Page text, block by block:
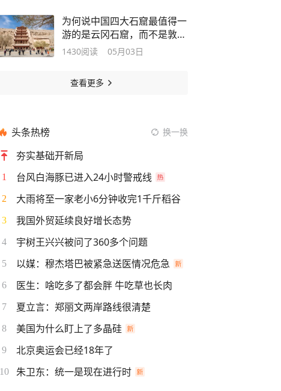
为何说中国四大石窟最值得一
游的是云冈石窟，而不是敦煌
莫高窟
1430阅读 05月03日
查看更多
头条热榜 换一换
夯实基础开新局
1 台风白海豚已进入24小时警戒线
2 大雨将至一家老小6分钟收完1千斤稻谷
3 我国外贸延续良好增长态势
4 宇树王兴兴被问了360多个问题
5 以媒：穆杰塔巴被紧急送医情况危急
6 医生：啥吃多了都会胖 牛吃草也长肉
7 夏立言：郑丽文两岸路线很清楚
8 美国为什么盯上了多晶硅
9 北京奥运会已经18年了
10 朱卫东：统一是现在进行时